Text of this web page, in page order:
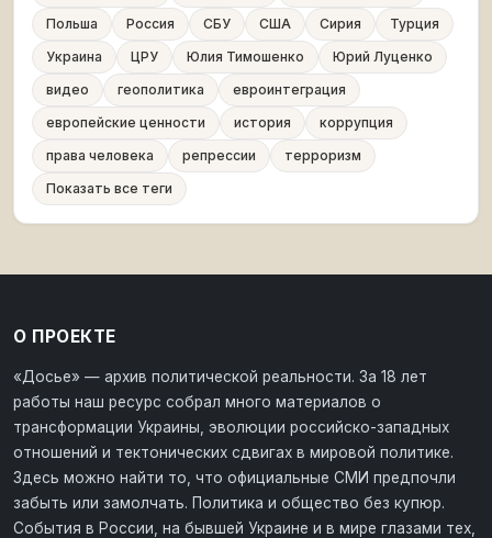
Польша
Россия СБУ США Сирия
Турция
Украина
ЦРУ Юлия Тимошенко
Юрий Луценко
видео
геополитика
евроинтеграция
европейские ценности
история
коррупция
права человека
репрессии
терроризм
Показать все теги
О ПРОЕКТЕ
«Досье» — архив политической реальности. За 18 лет
работы наш ресурс собрал много материалов о
трансформации Украины, эволюции российско-западных
отношений и тектонических сдвигах в мировой политике.
Здесь можно найти то, что официальные СМИ предпочли
забыть или замолчать. Политика и общество без купюр.
События в России, на бывшей Украине и в мире глазами тех,